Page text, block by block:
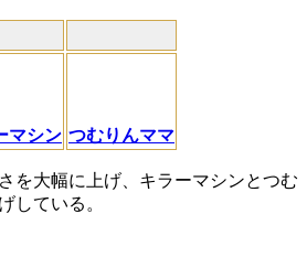
マシン つむりんママ
を大幅に上げ、キラーマシンとつむ
している。